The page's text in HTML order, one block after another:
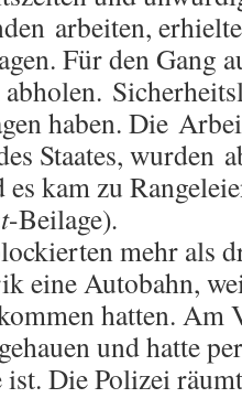
arbeiten,
Für den Gang
abholen.
haben. Die
Staates, wurden
es kam zu
-Beilage).
mehr als
eine Autobahn,
hatten. Am
und hatte
Die Polizei